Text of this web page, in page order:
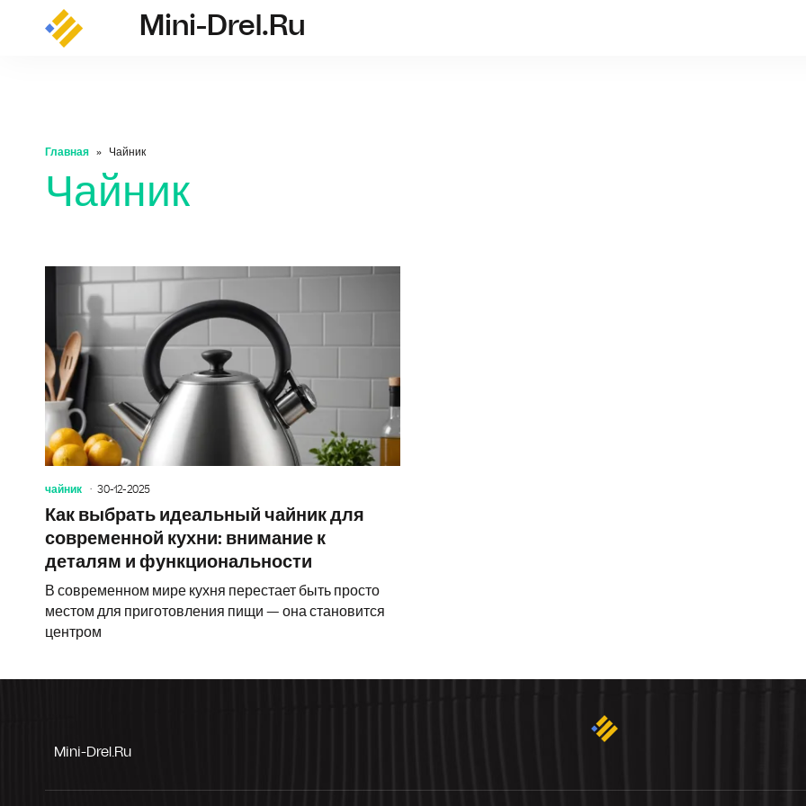
mini-drel.ru
Mini-Drel.ru
Главная Чайник
Чайник
чайник 30-12-2025
Как выбрать идеальный чайник для
современной кухни: внимание к
деталям и функциональности
В современном мире кухня перестает быть просто
местом для приготовления пищи — она становится
центром
Mini-Drel.ru